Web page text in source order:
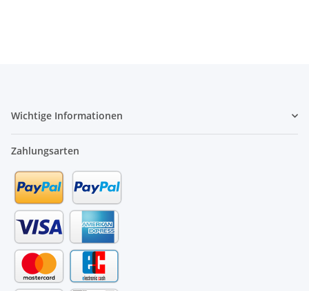
Wichtige Informationen
Zahlungsarten